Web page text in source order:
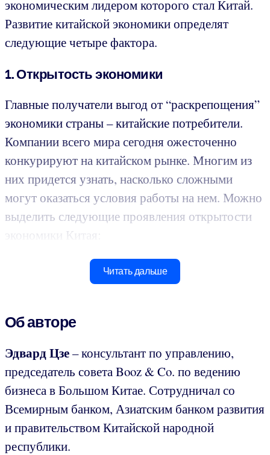
экономическим лидером которого стал Китай.
Развитие китайской экономики определят
следующие четыре фактора.
1. Открытость экономики
Главные получатели выгод от “раскрепощения”
экономики страны – китайские потребители.
Компании всего мира сегодня ожесточенно
конкурируют на китайском рынке. Многим из
них придется узнать, насколько сложными
могут оказаться условия работы на нем. Можно
выделить следующие проявления открытости
экономики Китая:
Читать дальше
Об авторе
Эдвард Цзе– консультант по управлению,
председатель совета Booz & Co. по ведению
бизнеса в Большом Китае. Сотрудничал со
Всемирным банком, Азиатским банком развития
и правительством Китайской народной
республики.